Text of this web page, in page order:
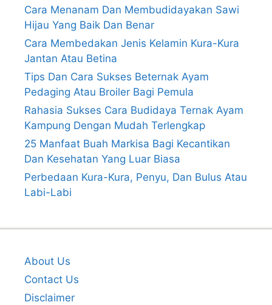
Cara Menanam Dan Membudidayakan Sawi
Hijau Yang Baik Dan Benar
Cara Membedakan Jenis Kelamin Kura-Kura
Jantan Atau Betina
Tips Dan Cara Sukses Beternak Ayam
Pedaging Atau Broiler Bagi Pemula
Rahasia Sukses Cara Budidaya Ternak Ayam
Kampung Dengan Mudah Terlengkap
25 Manfaat Buah Markisa Bagi Kecantikan
Dan Kesehatan Yang Luar Biasa
Perbedaan Kura-Kura, Penyu, Dan Bulus Atau
Labi-Labi
About Us
Contact Us
Disclaimer